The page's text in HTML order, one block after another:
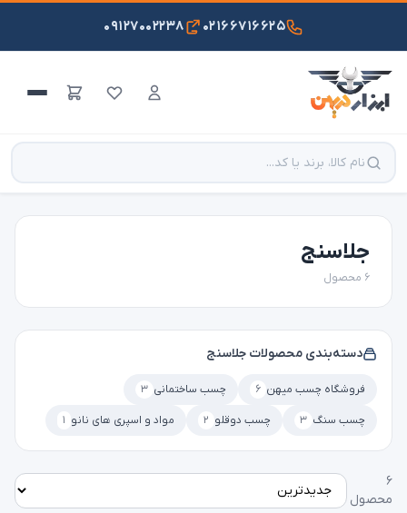
۰۲۱۶۶۷۱۶۶۲۵ ۰۹۱۲۷۰۰۲۲۳۸
جلاسنج
۶ محصول
دسته‌بندی محصولات جلاسنج
فروشگاه چسب میهن ۶ چسب ساختمانی ۳
چسب سنگ ۳ چسب دوقلو ۲ مواد و اسپری های نانو ۱
۶
محصول